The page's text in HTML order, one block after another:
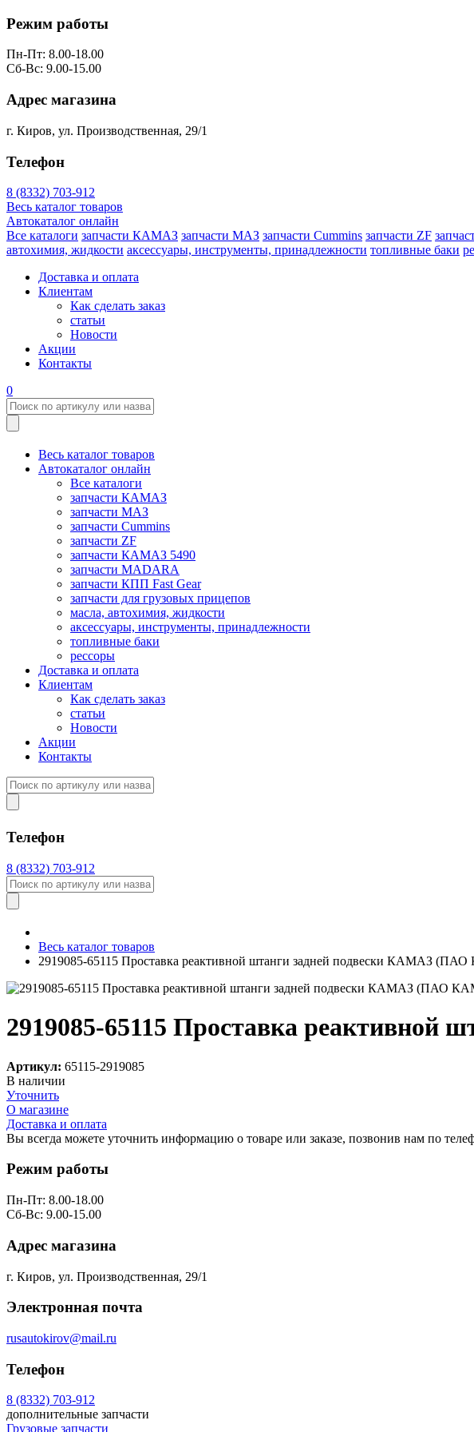
Режим работы
Пн-Пт: 8.00-18.00
Сб-Вс: 9.00-15.00
Адрес магазина
г. Киров, ул. Производственная, 29/1
Телефон
8 (8332) 703-912
Весь каталог товаров
Автокаталог онлайн
Все каталоги запчасти КАМАЗ запчасти МАЗ запчасти Cummins запчасти ZF
автохимия, жидкости аксессуары, инструменты, принадлежности топливные баки
Доставка и оплата
Клиентам
Как сделать заказ
статьи
Новости
Акции
Контакты
0
Весь каталог товаров
Автокаталог онлайн
Все каталоги
запчасти КАМАЗ
запчасти МАЗ
запчасти Cummins
запчасти ZF
запчасти КАМАЗ 5490
запчасти MADARA
запчасти КПП Fast Gear
запчасти для грузовых прицепов
масла, автохимия, жидкости
аксессуары, инструменты, принадлежности
топливные баки
рессоры
Доставка и оплата
Клиентам
Как сделать заказ
статьи
Новости
Акции
Контакты
Телефон
8 (8332) 703-912
Весь каталог товаров
2919085-65115 Проставка реактивной штанги задней подвески КАМАЗ
2919085-65115 Проставка
Артикул: 65115-2919085
В наличии
Уточнить
О магазине
Доставка и оплата
Вы всегда можете уточнить информацию о товаре или заказе, позвонив нам по
Режим работы
Пн-Пт: 8.00-18.00
Сб-Вс: 9.00-15.00
Адрес магазина
г. Киров, ул. Производственная, 29/1
Электронная почта
rusautokirov@mail.ru
Телефон
8 (8332) 703-912
дополнительные запчасти
Грузовые запчасти